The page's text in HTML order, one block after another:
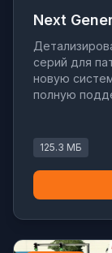
Next
серий для
новую
полную
125.3 МБ